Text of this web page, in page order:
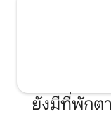
ยังมีที่พักต